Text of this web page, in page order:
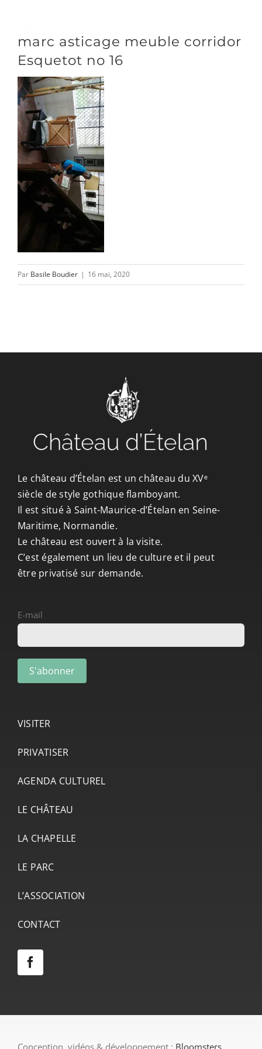
contenu
Toggle
L’ASSOCIATION
CONTACT/ACCÈS
marc asticage meuble corridor
Esquetot no 16
Par Basile Boudier | 16 mai, 2020
Le château d’Ételan est un château du XVᵉ
siècle de style gothique flamboyant.
Il est situé à Saint-Maurice-d’Ételan en Seine-
Maritime, Normandie.
Le château est ouvert à la visite.
C’est également un lieu de culture et il peut
être privatisé sur demande.
E-mail
VISITER
PRIVATISER
AGENDA CULTUREL
LE CHÂTEAU
LA CHAPELLE
LE PARC
L’ASSOCIATION
CONTACT
Conception, vidéos & développement : Bloomsters